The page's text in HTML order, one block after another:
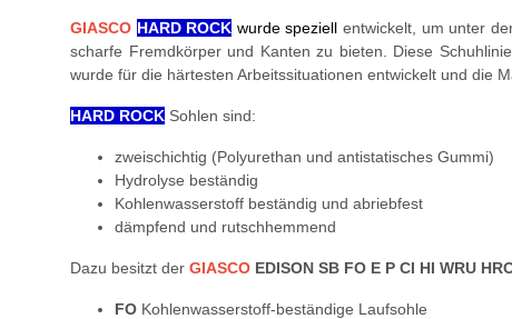
GIASCO HARD ROCK wurde speziell entwickelt, um unter
scharfe Fremdkörper und Kanten zu bieten. Diese
wurde für die härtesten Arbeitssituationen entwickelt und die
HARD ROCK Sohlen sind:
zweischichtig (Polyurethan und antistatisches Gummi)
Hydrolyse beständig
Kohlenwasserstoff beständig und abriebfest
dämpfend und rutschhemmend
Dazu besitzt der GIASCO EDISON SB FO E P CI HI WRU
FO Kohlenwasserstoff-beständige Laufsohle